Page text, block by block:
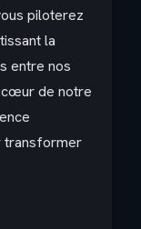
piloterez
la
entre nos
cœur de notre
transformer